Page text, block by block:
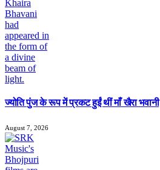
ज्योति पुंज के रूप में प्रकट हुईं थीं माँ खैरा भवानी
August 7, 2026